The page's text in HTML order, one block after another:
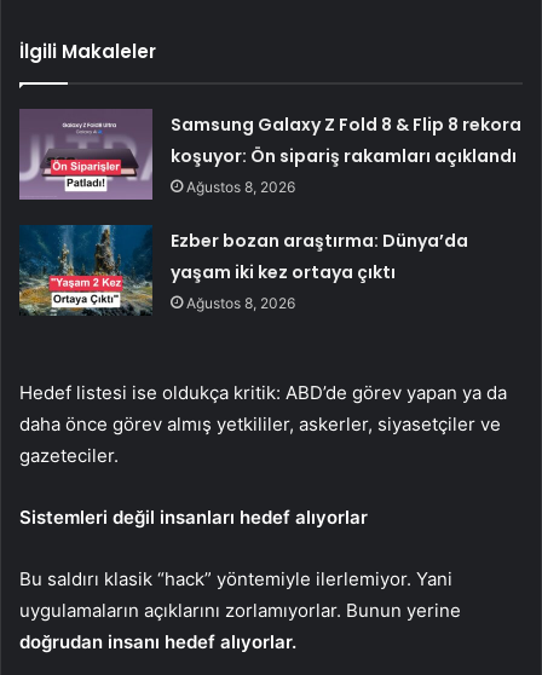
İlgili Makaleler
Samsung Galaxy Z Fold 8 & Flip 8 rekora
koşuyor: Ön sipariş rakamları açıklandı
Ağustos 8, 2026
Ezber bozan araştırma: Dünya’da
yaşam iki kez ortaya çıktı
Ağustos 8, 2026
Hedef listesi ise oldukça kritik: ABD’de görev yapan ya da
daha önce görev almış yetkililer, askerler, siyasetçiler ve
gazeteciler.
Sistemleri değil insanları hedef alıyorlar
Bu saldırı klasik “hack” yöntemiyle ilerlemiyor. Yani
uygulamaların açıklarını zorlamıyorlar. Bunun yerine
doğrudan insanı hedef alıyorlar.